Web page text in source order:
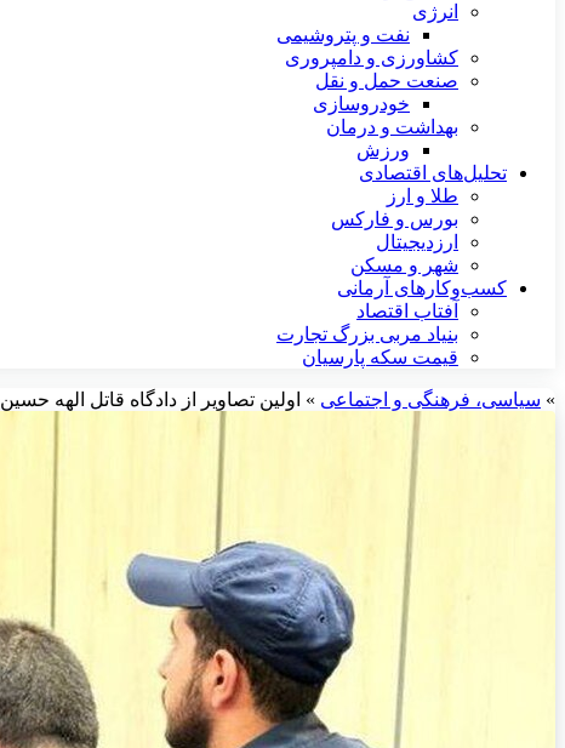
انرژی
نفت و پتروشیمی
کشاورزی و دامپروری
صنعت حمل و نقل
خودروسازی
بهداشت و درمان
ورزش
تحلیل‌های اقتصادی
طلا و ارز
بورس و فارکس
ارزدیجیتال
شهر و مسکن
کسب‌وکارهای آرمانی
آفتاب اقتصاد
بنیاد مربی بزرگ تجارت
قیمت سکه پارسیان
» سیاسی، فرهنگی و اجتماعی » اولین تصاویر از دادگاه قاتل الهه